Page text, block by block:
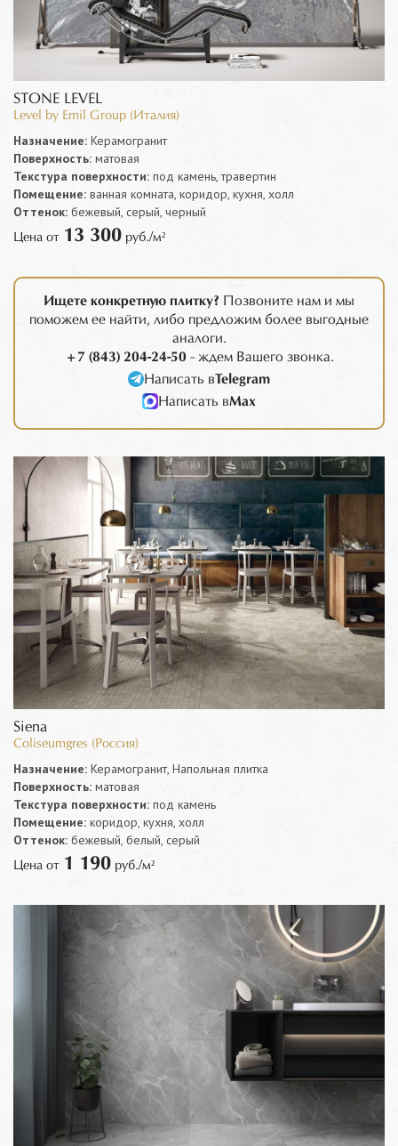
STONE LEVEL
Level by Emil Group (Италия)
Назначение: Керамогранит
Поверхность: матовая
Текстура поверхности: под камень, травертин
Помещение: ванная комната, коридор, кухня, холл
Оттенок: бежевый, серый, черный
Цена от 13 300 руб./м²
Ищете конкретную плитку? Позвоните нам и мы
поможем ее найти, либо предложим более выгодные
аналоги.
+7 (843) 204-24-50 - ждем Вашего звонка.
Написать вTelegram
Написать вMax
Siena
Coliseumgres (Россия)
Назначение: Керамогранит, Напольная плитка
Поверхность: матовая
Текстура поверхности: под камень
Помещение: коридор, кухня, холл
Оттенок: бежевый, белый, серый
Цена от 1 190 руб./м²